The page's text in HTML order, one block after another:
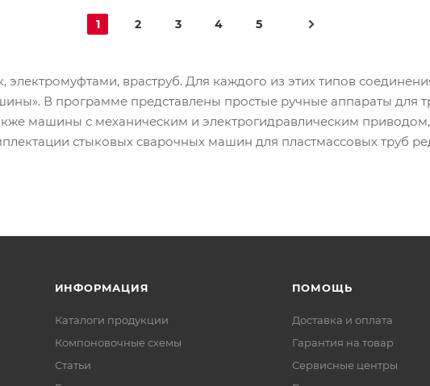
1 2 3 4 5
враструб. Для каждого из этих типов
В программе представлены простые ручные аппараты для
машины с механическим и электрогидравлическим
стыковых сварочных машин для пластмассовых труб
ИНФОРМАЦИЯ
Каталоги продукции
Компоновочные схемы
Статьи
ПОМОЩЬ
Доставка и оплата
Гарантия на товар
Сервисные центры